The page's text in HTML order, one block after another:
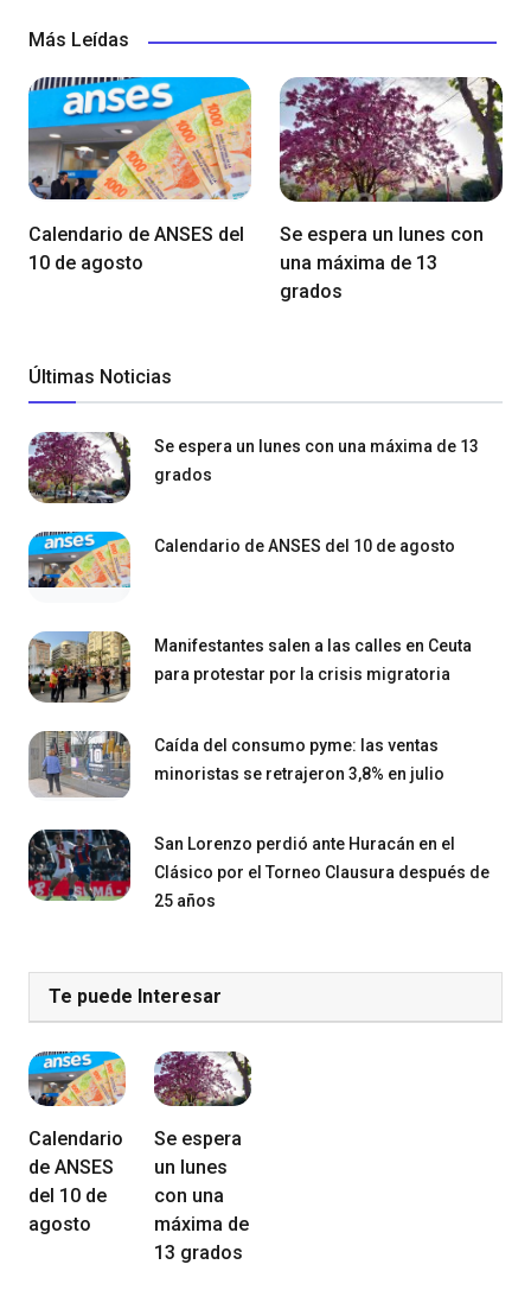
Más Leídas
Calendario de ANSES del
10 de agosto
Se espera un lunes con
una máxima de 13
grados
Últimas Noticias
Se espera un lunes con una máxima de 13
grados
Calendario de ANSES del 10 de agosto
Manifestantes salen a las calles en Ceuta
para protestar por la crisis migratoria
Caída del consumo pyme: las ventas
minoristas se retrajeron 3,8% en julio
San Lorenzo perdió ante Huracán en el
Clásico por el Torneo Clausura después de
25 años
Te puede Interesar
Calendario
de ANSES
del 10 de
agosto
Se espera
un lunes
con una
máxima de
13 grados